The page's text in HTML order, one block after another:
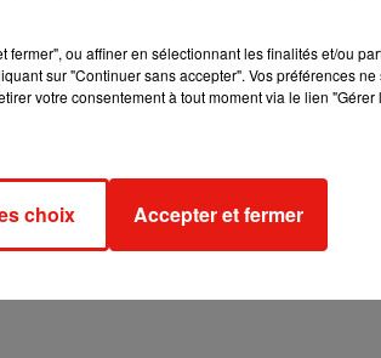
11 octobre. Une pétition sera soumise
fermer", ou affiner en sélectionnant les finalités et/ou
sur "Continuer sans accepter". Vos préférences
votre consentement à tout moment via le lien
choix Accepter et fermer